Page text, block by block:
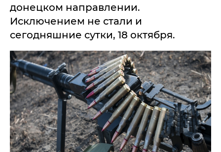
донецком направлении.
Исключением не стали и
сегодняшние сутки, 18 октября.